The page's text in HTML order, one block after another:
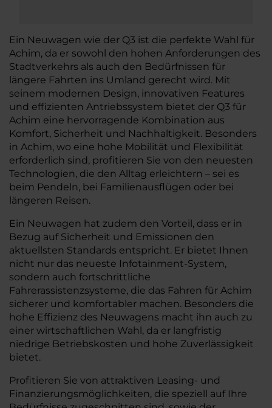
Ein Neuwagen wie der Q3 ist die perfekte Wahl für
Achim, da er sowohl den hohen Anforderungen des
Stadtverkehrs als auch den Bedürfnissen für
längere Fahrten ins Umland gerecht wird. Mit
seinem modernen Design, innovativen Features
und effizienten Antriebssystem bietet der Q3 für
Achim eine hervorragende Kombination aus
Komfort, Sicherheit und Nachhaltigkeit. Besonders
in Achim, wo eine hohe Mobilität und Flexibilität
erforderlich sind, profitieren Sie von den neuesten
Technologien, die den Alltag erleichtern – sei es
beim Pendeln, bei Familienausflügen oder bei
längeren Reisen.
Ein Neuwagen hat zudem den Vorteil, dass er in
Bezug auf Sicherheit und Emissionen den
aktuellsten Standards entspricht. Er bietet Ihnen
nicht nur das neueste Infotainment-System,
sondern auch fortschrittliche
Fahrerassistenzsysteme, die das Fahren für Achim
sicherer und komfortabler machen. Besonders die
hohe Effizienz des Neuwagens macht ihn auch zu
einer wirtschaftlichen Wahl, da er langfristig
niedrige Betriebskosten und hohe Zuverlässigkeit
bietet.
Profitieren Sie von attraktiven Leasing- und
Finanzierungsmöglichkeiten, die speziell auf Ihre